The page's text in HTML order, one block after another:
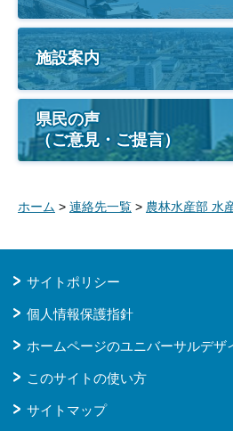
施設案内
県民の声
（ご意見・ご提言）
ホーム > 連絡先一覧 > 農林水産部 水
サイトポリシー
個人情報保護指針
ホームページのユニバーサルデザ
このサイトの使い方
サイトマップ